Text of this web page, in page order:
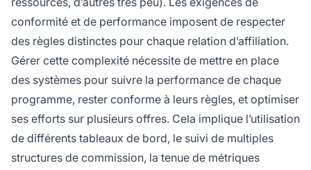
conformité et de performance imposent de respecter
des règles distinctes pour chaque relation d’affiliation.
Gérer cette complexité nécessite de mettre en place
des systèmes pour suivre la performance de chaque
programme, rester conforme à leurs règles, et optimiser
ses efforts sur plusieurs offres. Cela implique l’utilisation
de différents tableaux de bord, le suivi de multiples
structures de commission, la tenue de métriques